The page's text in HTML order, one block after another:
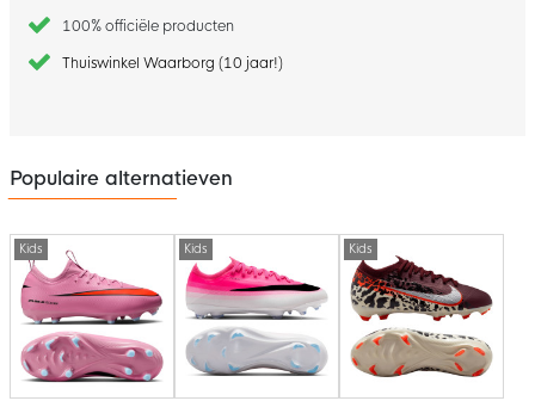
100% officiële producten
Thuiswinkel Waarborg (10 jaar!)
Populaire alternatieven
Kids Kids Kids